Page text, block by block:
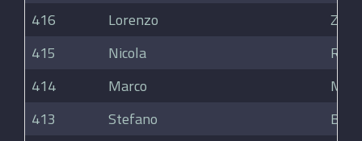
416
Lorenzo
415
Nicola
414
Marco
413
Stefano